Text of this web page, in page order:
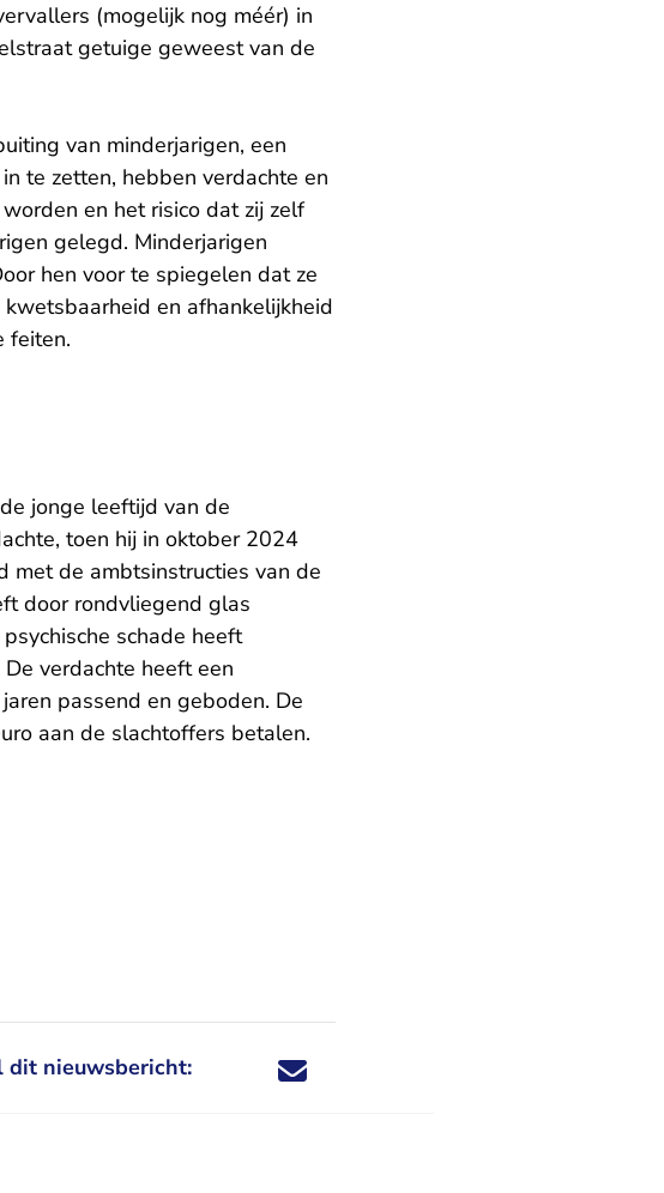
(mogelijk nog méér) in
getuige geweest van de
van minderjarigen, een
te zetten, hebben verdachte en
en het risico dat zij zelf
gelegd. Minderjarigen
hen voor te spiegelen dat ze
en afhankelijkheid
feiten.
jonge leeftijd van de
toen hij in oktober 2024
met de ambtsinstructies van de
door rondvliegend glas
schade heeft
verdachte heeft een
passend en geboden. De
aan de slachtoffers betalen.
dit nieuwsbericht: Deel dit nieuwsbericht via X - U verlaat
Deel dit nieuwsbericht via Facebook - U
Deel dit nieuwsbericht via e-mail
Deel dit nieuwsbericht via LinkedIn - U